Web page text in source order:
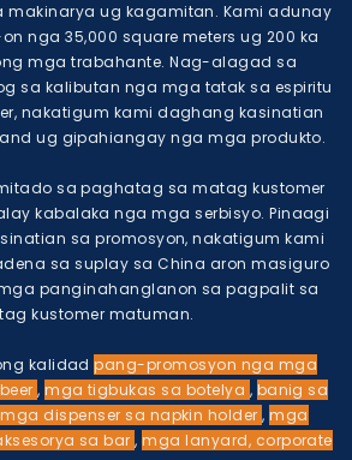
makinarya ug kagamitan. Kami adunay
nga 35,000 square meters ug 200 ka
mga trabahante. Nag-alagad sa
sa kalibutan nga mga tatak sa espiritu
nakatigum kami daghang kasinatian
ug gipahiangay nga mga produkto.
sa paghatag sa matag kustomer
kabalaka nga mga serbisyo. Pinaagi
sa promosyon, nakatigum kami
sa suplay sa China aron masiguro
panginahanglanon sa pagpalit sa
kustomer matuman.
kalidadpang-promosyon nga mga
,mga tigbukas sa botelya , banig sa
mga dispenser sa napkin holder,mga
sa bar,mga lanyard, corporate